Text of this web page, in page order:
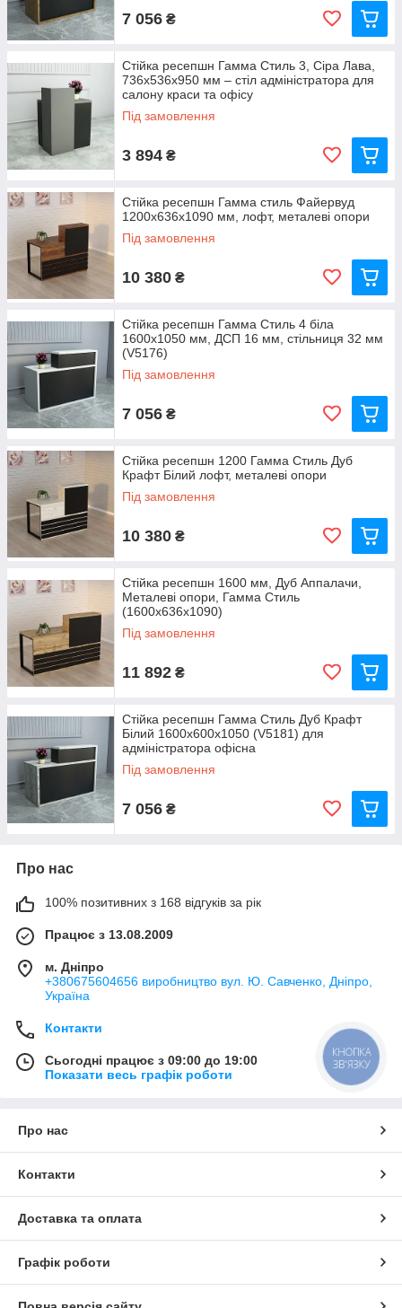
7 056 ₴
Стійка ресепшн Гамма Стиль 3, Сіра Лава,
736x536x950 мм – стіл адміністратора для
салону краси та офісу
Під замовлення
3 894 ₴
Стійка ресепшн Гамма стиль Файервуд
1200x636x1090 мм, лофт, металеві опори
Під замовлення
10 380 ₴
Стійка ресепшн Гамма Стиль 4 біла
1600x1050 мм, ДСП 16 мм, стільниця 32 мм
(V5176)
Під замовлення
7 056 ₴
Стійка ресепшн 1200 Гамма Стиль Дуб
Крафт Білий лофт, металеві опори
Під замовлення
10 380 ₴
Стійка ресепшн 1600 мм, Дуб Аппалачи,
Металеві опори, Гамма Стиль
(1600x636x1090)
Під замовлення
11 892 ₴
Стійка ресепшн Гамма Стиль Дуб Крафт
Білий 1600x600x1050 (V5181) для
адміністратора офісна
Під замовлення
7 056 ₴
Про нас
100% позитивних з 168 відгуків за рік
Працює з 13.08.2009
м. Дніпро
+380675604656 виробництво вул. Ю. Савченко, Дніпро,
Україна
Контакти
Сьогодні працює з 09:00 до 19:00
Показати весь графік роботи
Про нас
Контакти
Доставка та оплата
Графік роботи
КНОПКА
ЗВ'ЯЗКУ